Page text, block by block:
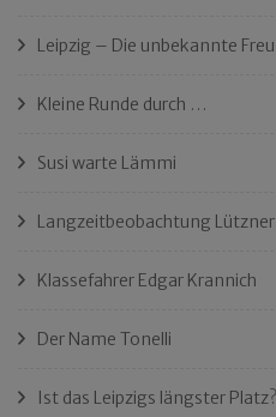
Leipzig – Die unbekannte
Kleine Runde durch …
Susi warte Lämmi
Langzeitbeobachtung
Klassefahrer Edgar Krannich
Der Name Tonelli
Ist das Leipzigs längster Platz?